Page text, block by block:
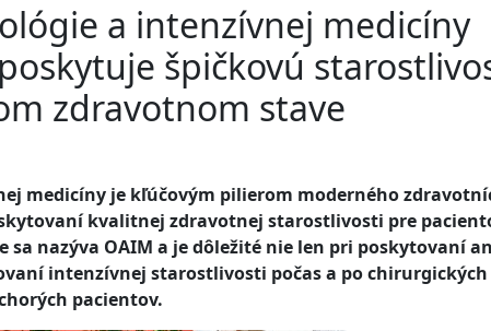
a intenzívnej medicíny
špičkovú
zdravotnom stave
medicíny je kľúčovým pilierom moderného
kvalitnej zdravotnej starostlivosti pre
nazýva OAIM a je dôležité nie len pri poskytovaní
intenzívnej starostlivosti počas a po chirurgických
pacientov.